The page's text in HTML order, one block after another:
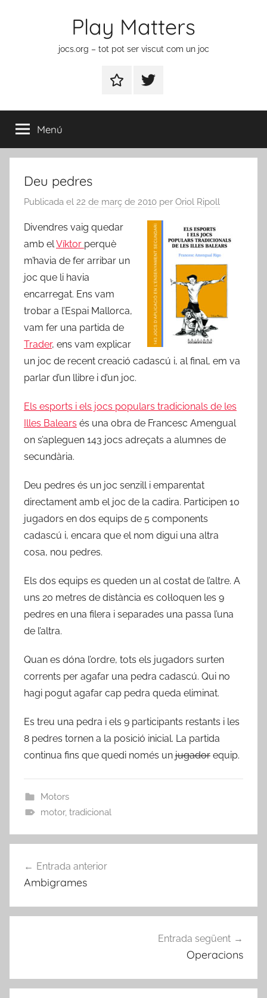
Play Matters
jocs.org – tot pot ser viscut com un joc
ContactarElement
menú
Menú
Deu pedres
Publicada el 22 de març de 2010 per Oriol Ripoll
Divendres vaig quedar
amb elVíktor perquè
m’havia de fer arribar un
joc que li havia
encarregat. Ens vam
trobar a l’Espai Mallorca,
vam fer una partida de
Trader, ens vam explicar
un joc de recent creació cadascú i, al final, em va
parlar d’un llibre i d’un joc.
Els esports i els jocs populars tradicionals de les
Illes Balears és una obra de Francesc Amengual
on s’apleguen 143 jocs adreçats a alumnes de
secundària.
Deu pedres és un joc senzill i emparentat
directament amb el joc de la cadira. Participen 10
jugadors en dos equips de 5 components
cadascú i, encara que el nom digui una altra
cosa, nou pedres.
Els dos equips es queden un al costat de l’altre. A
uns 20 metres de distància es col·loquen les 9
pedres en una filera i separades una passa l’una
de l’altra.
Quan es dóna l’ordre, tots els jugadors surten
corrents per agafar una pedra cadascú. Qui no
hagi pogut agafar cap pedra queda eliminat.
Es treu una pedra i els 9 participants restants i les
8 pedres tornen a la posició inicial. La partida
continua fins que quedi només un jugador equip.
Motors
motor, tradicional
d'entrades
Entrada anterior
Ambigrames
Entrada següent
Operacions